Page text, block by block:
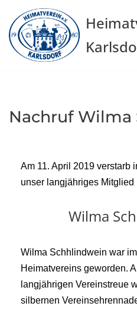
Zum
Inhalt
springen
Nachruf Wilma
Am 11. April 2019 verstarb
unser langjähriges Mitglied
Wilma
Wilma Schhlindwein war
Heimatvereins geworden.
langjährigen Vereinstreue
silbernen